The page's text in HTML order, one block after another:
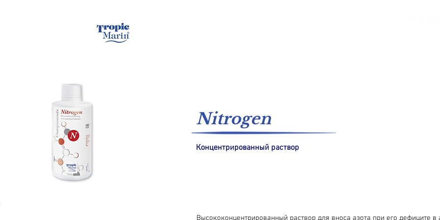
Nitrogen
Концентрированный раствор
Высококонцентрированный раствор для вноса азота при его дефиците в